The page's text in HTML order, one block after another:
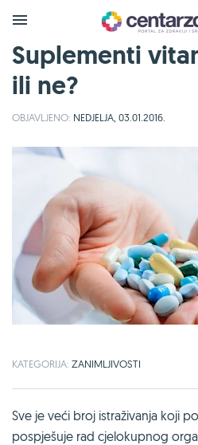
Suplementi
ili ne?
OBJAVLJENO: NEDJELJA, 03.01.2016.
KATEGORIJA: ZANIMLJIVOSTI
Sve je veći broj istraživanja koji
pospješuje rad cjelokupnog